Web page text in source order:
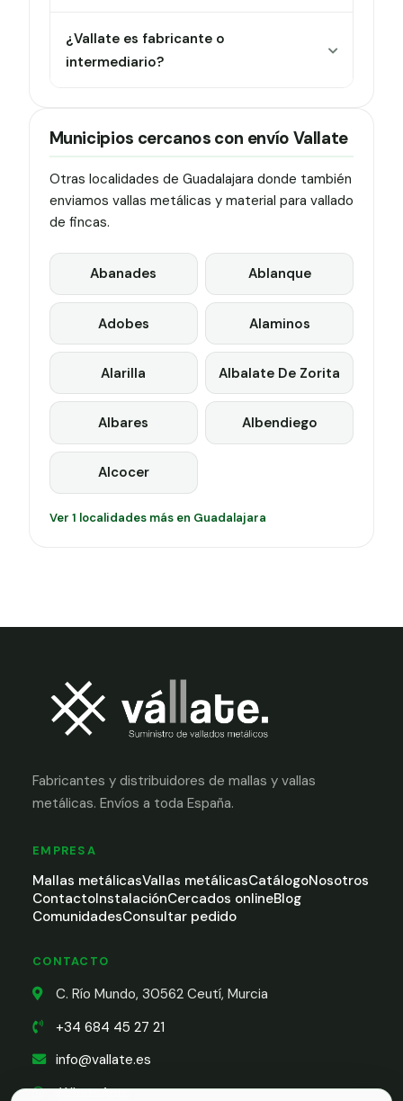
¿Vallate es fabricante o
intermediario?
Municipios cercanos con envío Vallate
Otras localidades de Guadalajara donde también
enviamos vallas metálicas y material para vallado
de fincas.
Abanades Ablanque
Adobes Alaminos
Alarilla Albalate De Zorita
Albares Albendiego
Alcocer
Ver 1 localidades más en Guadalajara
Fabricantes y distribuidores de mallas y vallas
metálicas. Envíos a toda España.
EMPRESA
Mallas metálicasVallas metálicasCatálogoNosotros
ContactoInstalaciónCercados onlineBlog
ComunidadesConsultar pedido
CONTACTO
C. Río Mundo, 30562 Ceutí, Murcia
+34 684 45 27 21
info@vallate.es
WhatsApp